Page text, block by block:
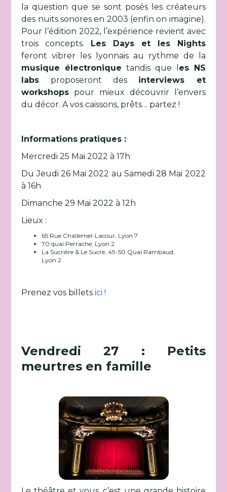
la question que se sont posés les créateurs
des nuits sonores en 2003 (enfin on imagine).
Pour l’édition 2022, l’expérience revient avec
trois concepts. Les Days et les Nights
feront vibrer les lyonnais au rythme de la
musique électronique tandis que l es NS
labs proposeront des interviews et
workshops pour mieux découvrir l’envers
du décor. A vos caissons, prêts… partez !
Informations pratiques :
Mercredi 25 Mai 2022 à 17h
Du Jeudi 26 Mai 2022 au Samedi 28 Mai 2022
à 16h
Dimanche 29 Mai 2022 à 12h
Lieux :
65 Rue Challemel-Lacour, Lyon 7
70 quai Perrache, Lyon 2
La Sucrière & Le Sucre, 49-50 Quai Rambaud,
Lyon 2
Prenez vos billetsici !
Vendredi 27 : Petits
meurtres en famille